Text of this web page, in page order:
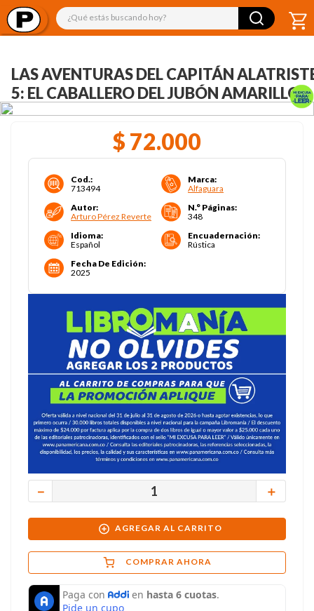
¿Qué estás buscando hoy?
LAS AVENTURAS DEL CAPITÁN
5: EL CABALLERO DEL JUBÓN AMARILLO
$ 72.000
Cod.:
713494
Marca:
Alfaguara
Autor:
Arturo Pérez Reverte
N.° Páginas:
348
Idioma:
Español
Encuadernación:
Rústica
Fecha De Edición:
2025
＋
－
AGREGAR AL CARRITO
COMPRAR AHORA